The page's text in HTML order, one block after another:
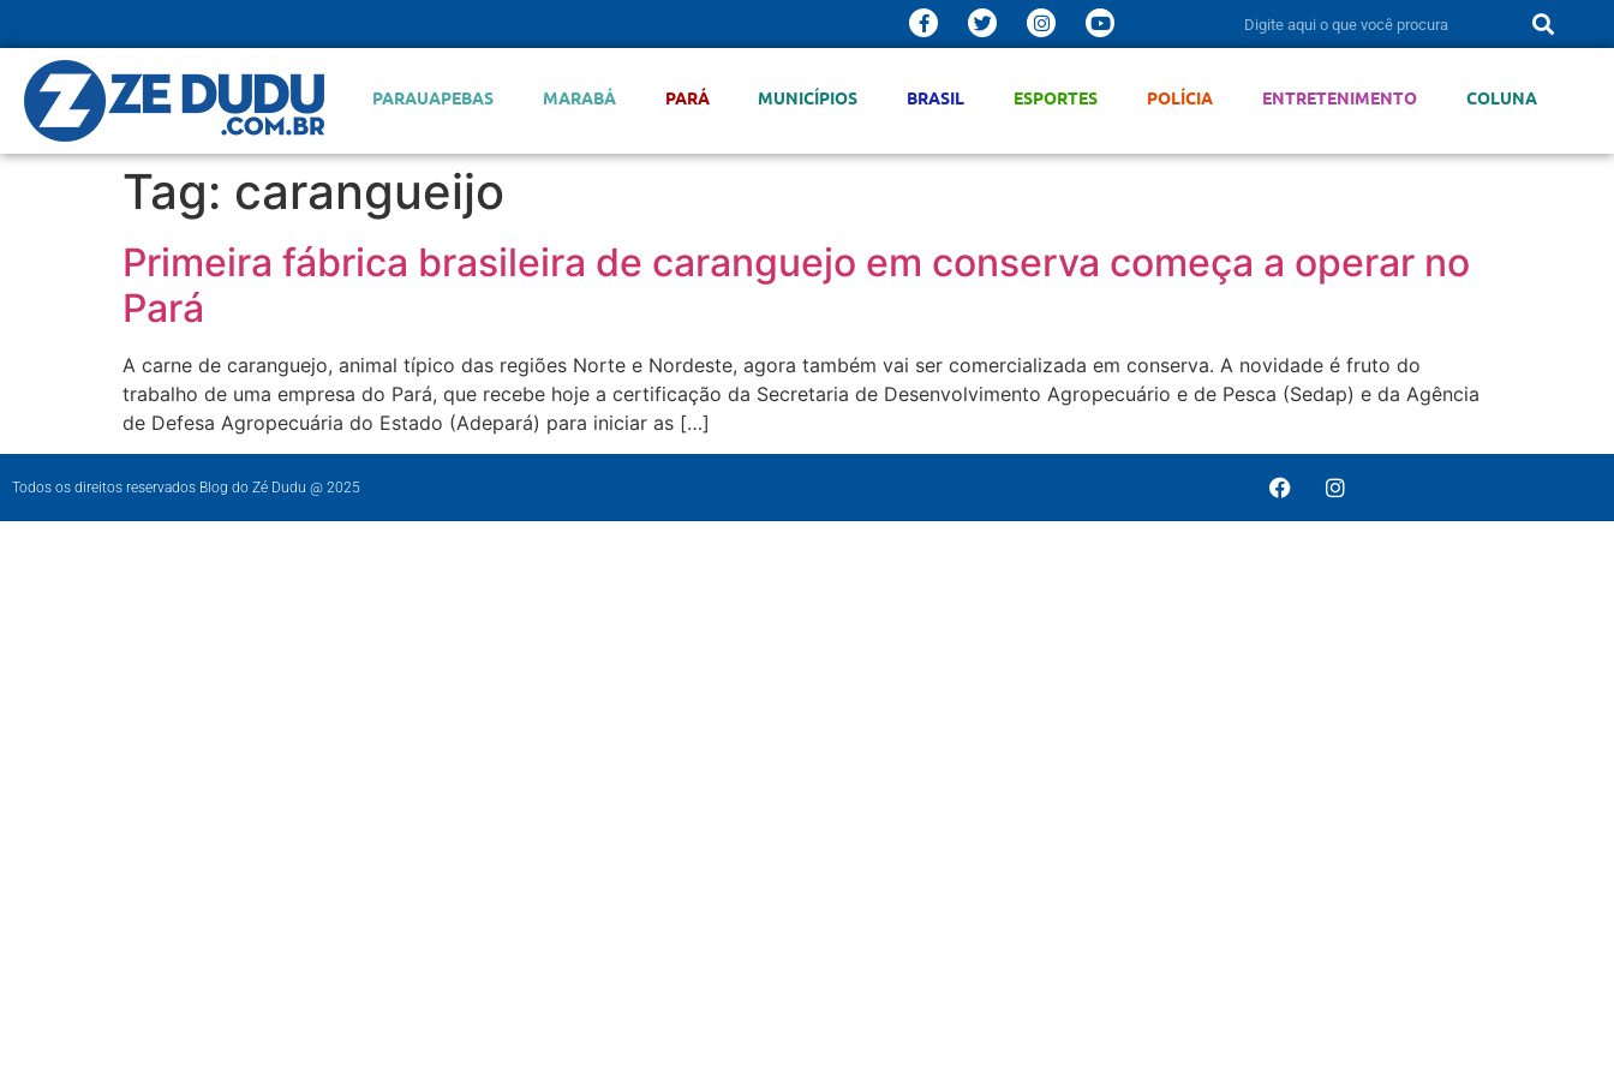
PARAUAPEBAS MARABÁ PARÁ MUNICÍPIOS BRASIL ESPORTES POLÍCIA ENTRETENIMENTO COLUNA
Tag: carangueijo
Primeira fábrica brasileira de caranguejo em conserva começa a operar no
Pará
A carne de caranguejo, animal típico das regiões Norte e Nordeste, agora também vai ser comercializada em conserva. A novidade é fruto do
trabalho de uma empresa do Pará, que recebe hoje a certificação da Secretaria de Desenvolvimento Agropecuário e de Pesca (Sedap) e da Agência
de Defesa Agropecuária do Estado (Adepará) para iniciar as […]
Todos os direitos reservados Blog do Zé Dudu @ 2025